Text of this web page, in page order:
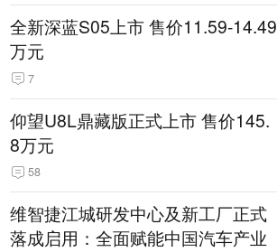
全新深蓝S05上市 售价11.59-14.49
万元
7
仰望U8L鼎藏版正式上市 售价145.
8万元
58
维智捷江城研发中心及新工厂正式
落成启用：全面赋能中国汽车产业